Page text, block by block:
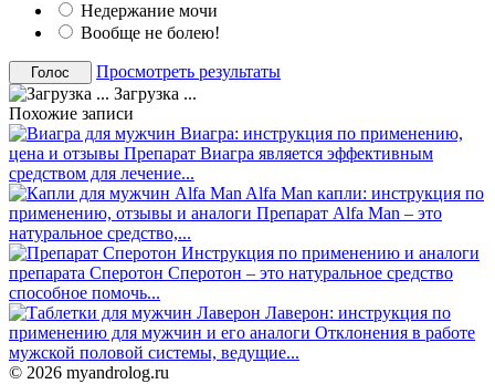
Недержание мочи
Вообще не болею!
Просмотреть результаты
Загрузка ...
Похожие записи
Виагра: инструкция по применению,
цена и отзывы Препарат Виагра является эффективным
средством для лечение...
Alfa Man капли: инструкция по
применению, отзывы и аналоги Препарат Alfa Man – это
натуральное средство,...
Инструкция по применению и аналоги
препарата Сперотон Сперотон – это натуральное средство
способное помочь...
Лаверон: инструкция по
применению для мужчин и его аналоги Отклонения в работе
мужской половой системы, ведущие...
© 2026 myandrolog.ru